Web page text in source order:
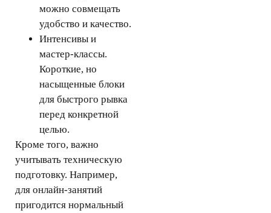
можно совмещать
удобство и качество.
Интенсивы и
мастер-классы.
Короткие, но
насыщенные блоки
для быстрого рывка
перед конкретной
целью.
Кроме того, важно
учитывать техническую
подготовку. Например,
для онлайн-занятий
пригодится нормальный